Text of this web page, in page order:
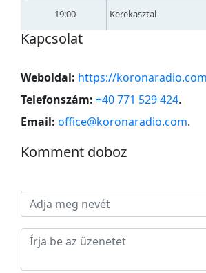
19:00 Kerekasztal
Kapcsolat
Weboldal: https://
Telefonszám: +40 771 529 424.
Email: office@koronaradio.com.
Komment doboz